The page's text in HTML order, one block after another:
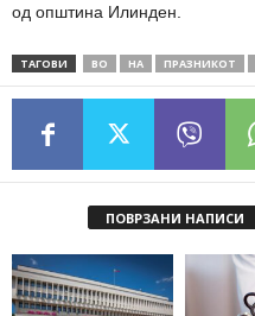
од општина Илинден.
ТАГОВИ ВО НА ПРАЗНИКОТ
ПОВРЗАНИ НАПИСИ